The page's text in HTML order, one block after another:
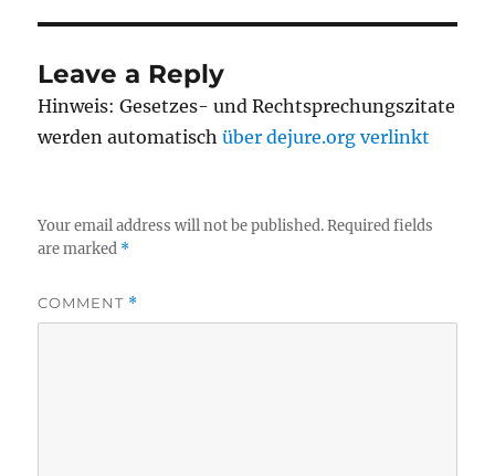
Leave a Reply
Hinweis: Gesetzes- und Rechtsprechungszitate
werden automatischüber dejure.org verlinkt
Your email address will not be published. Required fields
are marked *
COMMENT *